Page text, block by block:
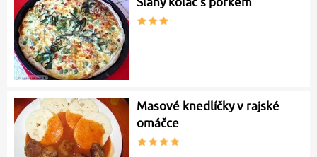
Masové knedlíčky v rajské
omáčce